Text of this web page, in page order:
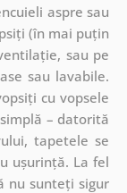
aspre sau
(în mai puțin
sau pe
sau lavabile.
cu vopsele
– datorită
tapetele se
ușurință. La fel
nu sunteți sigur